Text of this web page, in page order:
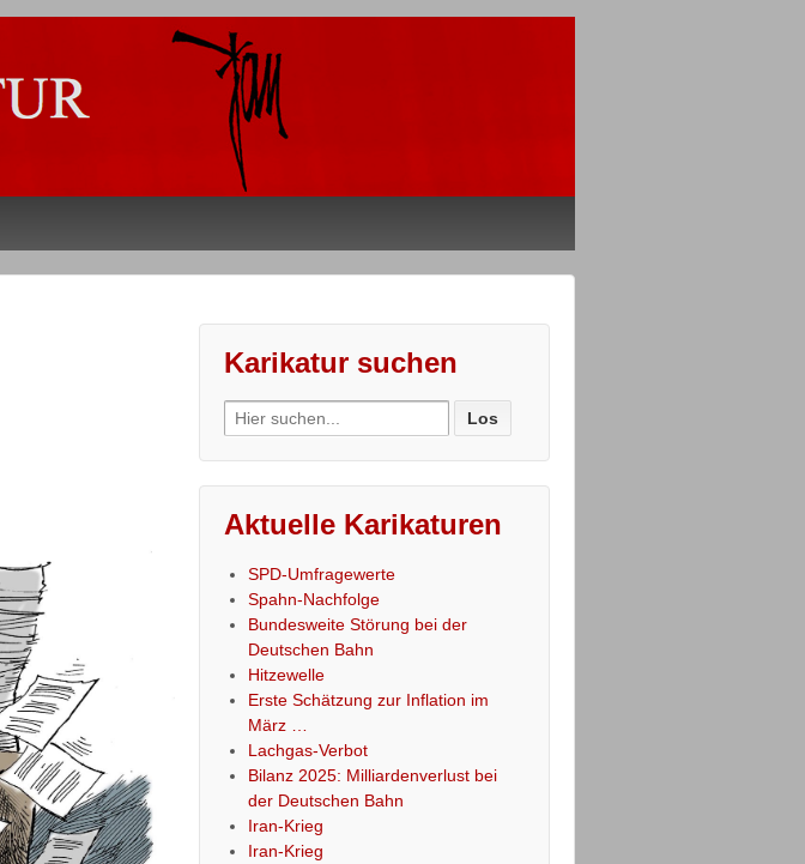
Karikatur suchen
Search
for:
Aktuelle Karikaturen
SPD-Umfragewerte
Spahn-Nachfolge
Bundesweite Störung bei der
Deutschen Bahn
Hitzewelle
Erste Schätzung zur Inflation im
März …
Lachgas-Verbot
Bilanz 2025: Milliardenverlust bei
der Deutschen Bahn
Iran-Krieg
Iran-Krieg